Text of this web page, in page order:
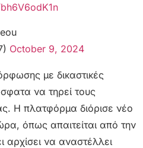
October 9, 2024
με δικαστικές
να τηρεί τους
Η πλατφόρμα διόρισε νέο
όπως απαιτείται από την
αρχίσει να αναστέλλει